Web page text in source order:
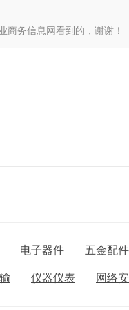
商务信息网看到的，谢谢！
电子器件 五金配件
仪器仪表 网络